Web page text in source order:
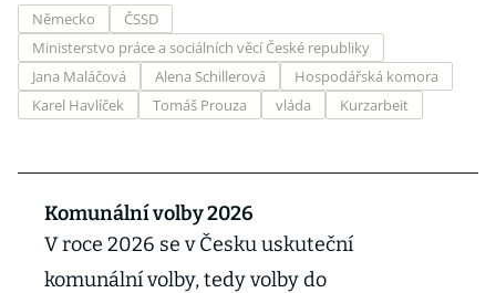
Německo
ČSSD
Ministerstvo práce a sociálních věcí České republiky
Jana Maláčová
Alena Schillerová
Hospodářská komora
Karel Havlíček
Tomáš Prouza vláda Kurzarbeit
Komunální volby 2026
V roce 2026 se v Česku uskuteční
komunální volby, tedy volby do